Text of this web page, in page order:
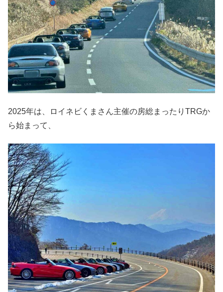
2025年は、ロイネビくまさん主催の房総まったりTRGか
ら始まって、